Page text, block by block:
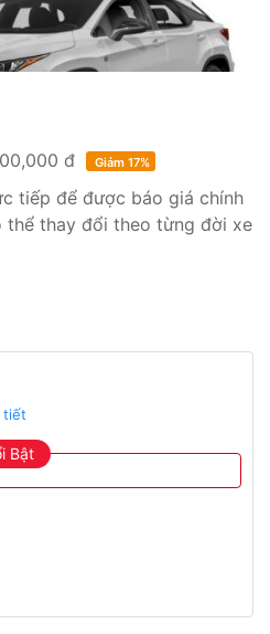
đ Giảm 17%
tiếp để được báo giá chính
thể thay đổi theo từng đời xe
tiết
Bật